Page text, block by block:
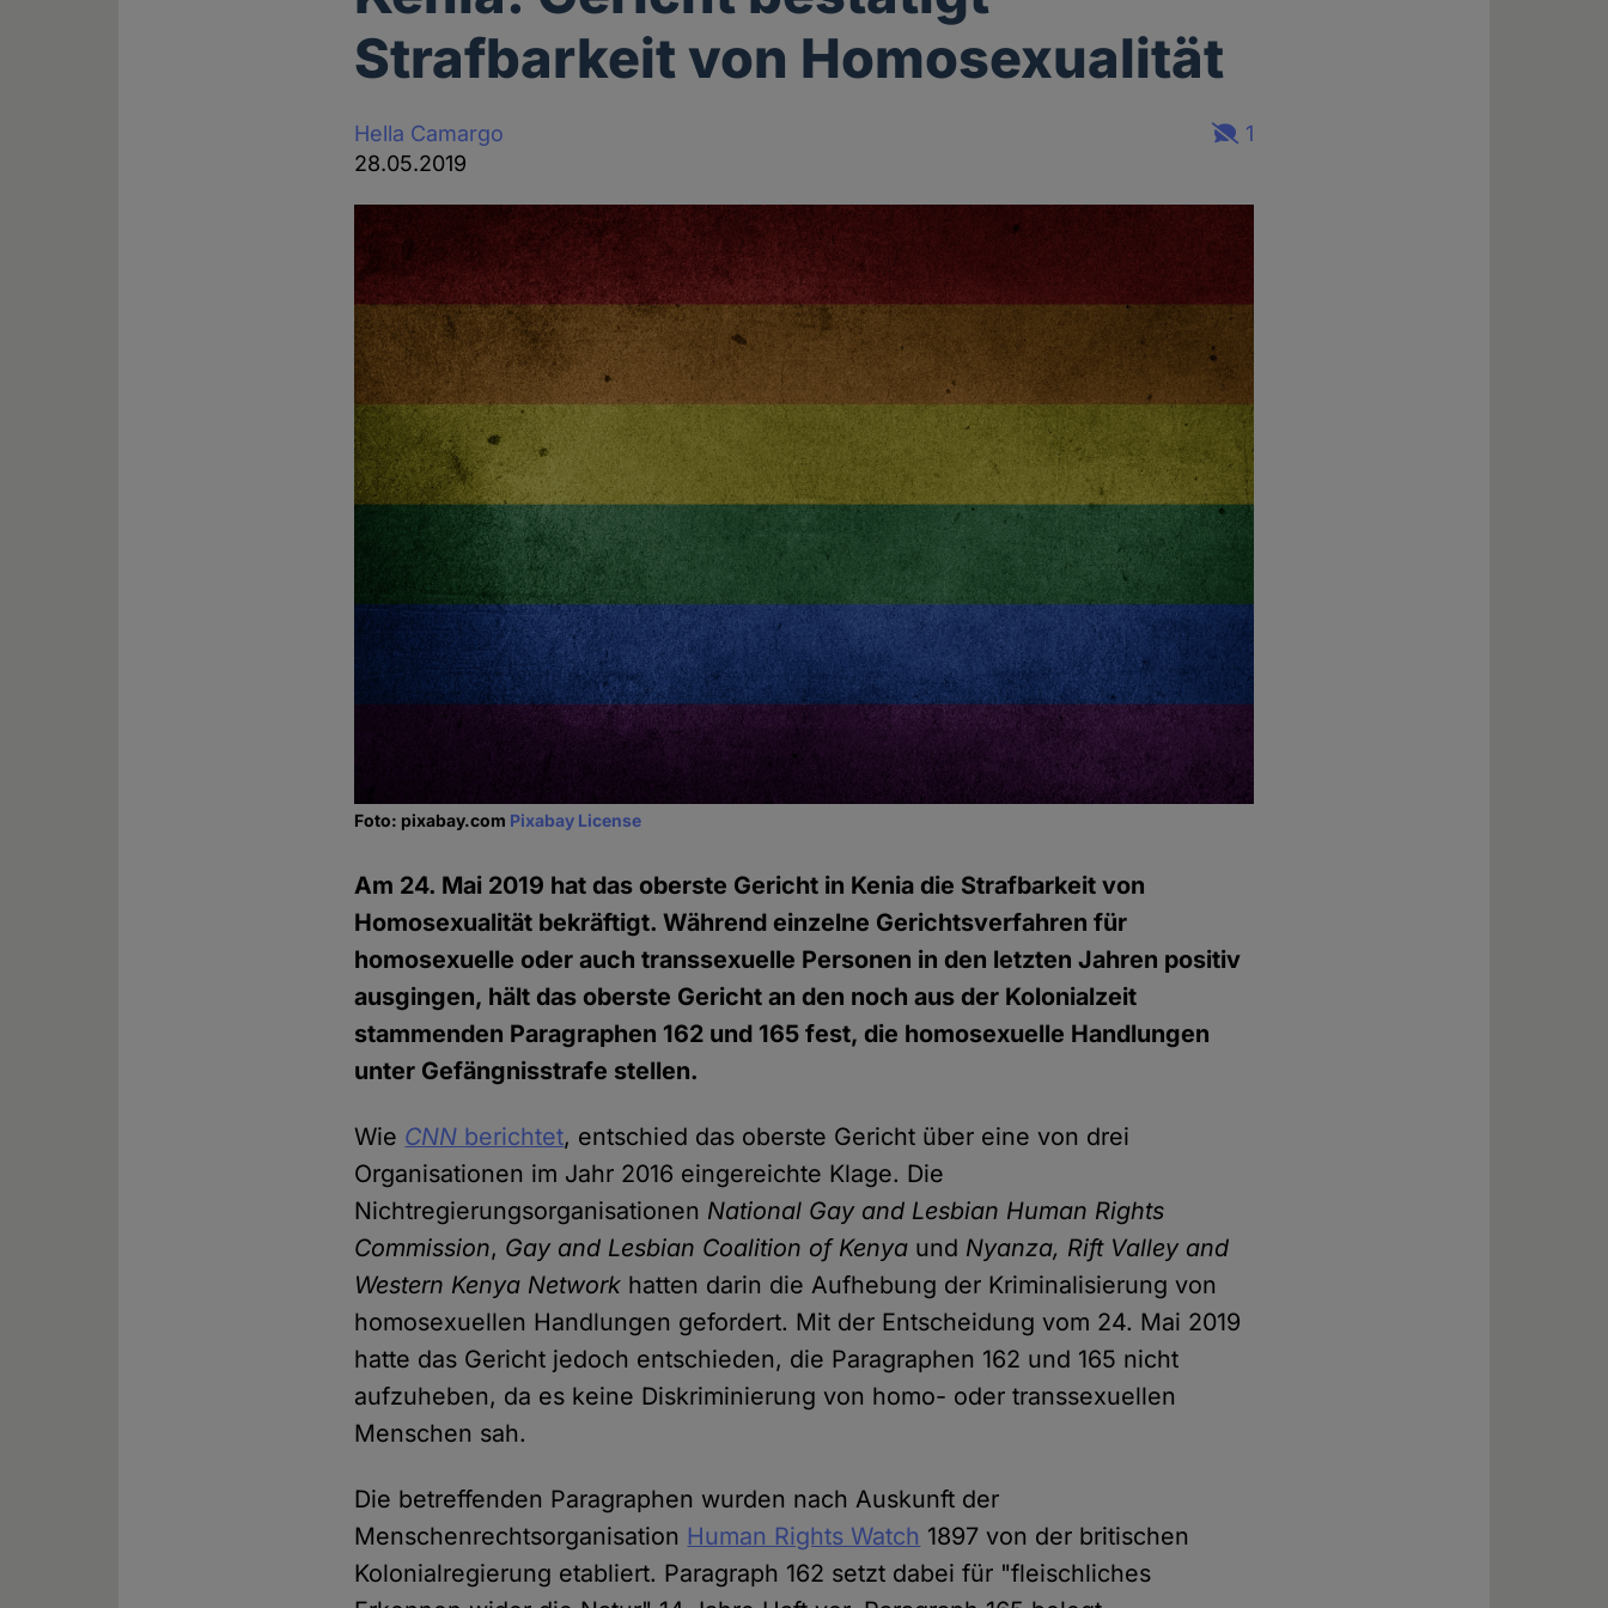
Strafbarkeit von Homosexualität
Hella Camargo
28.05.2019
1
Foto: pixabay.com Pixabay License
Am 24. Mai 2019 hat das oberste Gericht in Kenia die Strafbarkeit von
Homosexualität bekräftigt. Während einzelne Gerichtsverfahren für
homosexuelle oder auch transsexuelle Personen in den letzten Jahren positiv
ausgingen, hält das oberste Gericht an den noch aus der Kolonialzeit
stammenden Paragraphen 162 und 165 fest, die homosexuelle Handlungen
unter Gefängnisstrafe stellen.
Wie CNN berichtet, entschied das oberste Gericht über eine von drei
Organisationen im Jahr 2016 eingereichte Klage. Die
Nichtregierungsorganisationen National Gay and Lesbian Human Rights
Commission, Gay and Lesbian Coalition of Kenya und Nyanza, Rift Valley and
Western Kenya Network hatten darin die Aufhebung der Kriminalisierung von
homosexuellen Handlungen gefordert. Mit der Entscheidung vom 24. Mai 2019
hatte das Gericht jedoch entschieden, die Paragraphen 162 und 165 nicht
aufzuheben, da es keine Diskriminierung von homo- oder transsexuellen
Menschen sah.
Die betreffenden Paragraphen wurden nach Auskunft der
Menschenrechtsorganisation Human Rights Watch 1897 von der britischen
Kolonialregierung etabliert. Paragraph 162 setzt dabei für "fleischliches